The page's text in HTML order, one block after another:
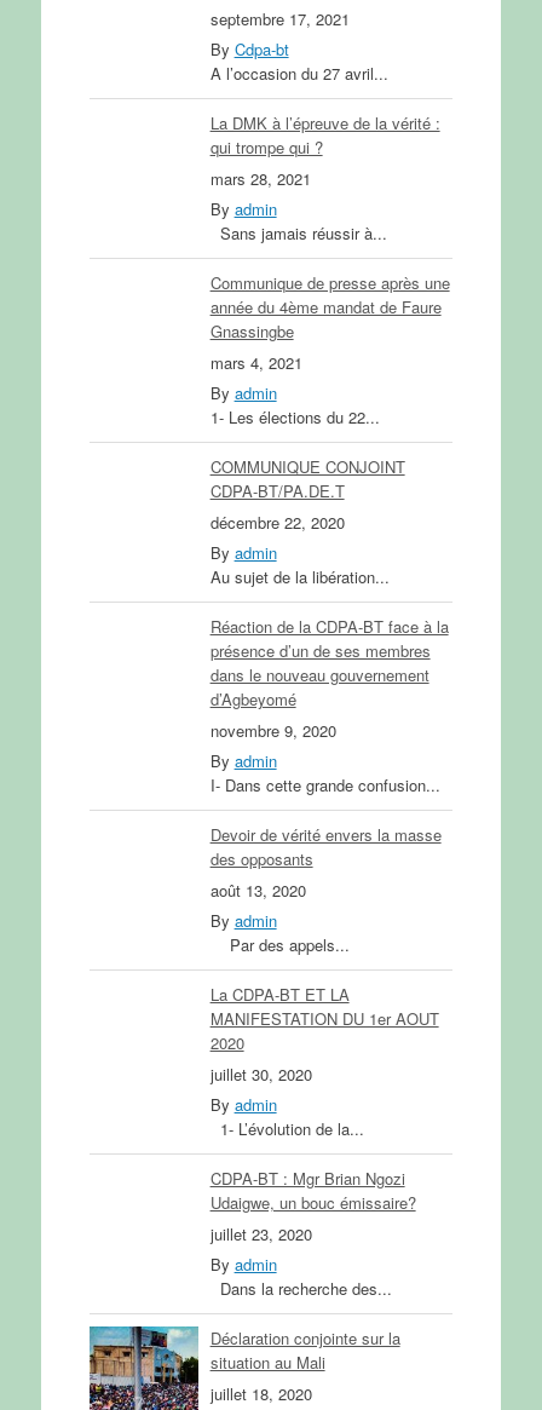
septembre 17, 2021
By Cdpa-bt
A l’occasion du 27 avril...
La DMK à l’épreuve de la vérité :
qui trompe qui ?
mars 28, 2021
By admin
Sans jamais réussir à...
Communique de presse après une
année du 4ème mandat de Faure
Gnassingbe
mars 4, 2021
By admin
1- Les élections du 22...
COMMUNIQUE CONJOINT
CDPA-BT/PA.DE.T
décembre 22, 2020
By admin
Au sujet de la libération...
Réaction de la CDPA-BT face à la
présence d’un de ses membres
dans le nouveau gouvernement
d’Agbeyomé
novembre 9, 2020
By admin
I- Dans cette grande confusion...
Devoir de vérité envers la masse
des opposants
août 13, 2020
By admin
Par des appels...
La CDPA-BT ET LA
MANIFESTATION DU 1er AOUT
2020
juillet 30, 2020
By admin
1- L’évolution de la...
CDPA-BT : Mgr Brian Ngozi
Udaigwe, un bouc émissaire?
juillet 23, 2020
By admin
Dans la recherche des...
Déclaration conjointe sur la
situation au Mali
juillet 18, 2020